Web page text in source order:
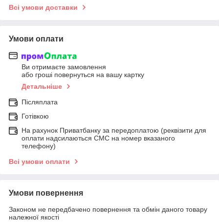
Всі умови доставки
Умови оплати
Ви отримаєте замовлення
або гроші повернуться на вашу картку
Детальніше
Післяплата
Готівкою
На рахунок Приватбанку за передоплатою (реквізити для
оплати надсилаються СМС на номер вказаного
телефону)
Всі умови оплати
Умови повернення
Законом не передбачено повернення та обмін даного товару
належної якості